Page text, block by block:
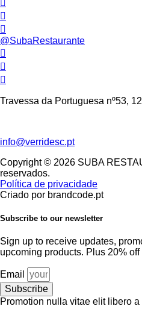
@SubaRestaurante
Travessa da Portuguesa nº53,
info@verridesc.pt
Copyright © 2026 SUBA
reservados.
Política de privacidade
Criado por brandcode.pt
Subscribe to our newsletter
Sign up to receive updates,
upcoming products. Plus 20% off
Email
Subscribe
Promotion nulla vitae elit libero